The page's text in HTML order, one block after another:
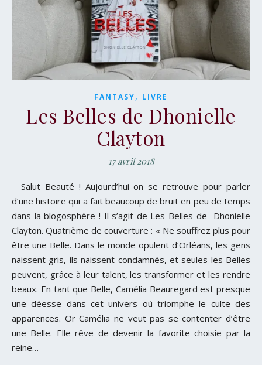
FANTASY, LIVRE
Les Belles de Dhonielle
Clayton
17 avril 2018
Salut Beauté ! Aujourd’hui on se retrouve pour parler
d’une histoire qui a fait beaucoup de bruit en peu de temps
dans la blogosphère ! Il s’agit de Les Belles de Dhonielle
Clayton. Quatrième de couverture : « Ne souffrez plus pour
être une Belle. Dans le monde opulent d’Orléans, les gens
naissent gris, ils naissent condamnés, et seules les Belles
peuvent, grâce à leur talent, les transformer et les rendre
beaux. En tant que Belle, Camélia Beauregard est presque
une déesse dans cet univers où triomphe le culte des
apparences. Or Camélia ne veut pas se contenter d’être
une Belle. Elle rêve de devenir la favorite choisie par la
reine…